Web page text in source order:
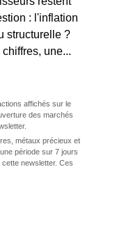
: l'inflation
structurelle ?
une...
affichés sur le
des marchés
métaux précieux et
période sur 7 jours
newsletter. Ces